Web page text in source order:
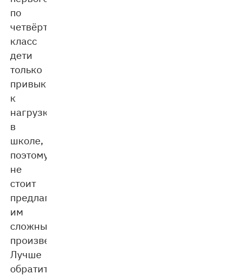
по
четвёртый
класс
дети
только
привыкают
к
нагрузке
в
школе,
поэтому
не
стоит
предлагать
им
сложные
произведения.
Лучше
обратить